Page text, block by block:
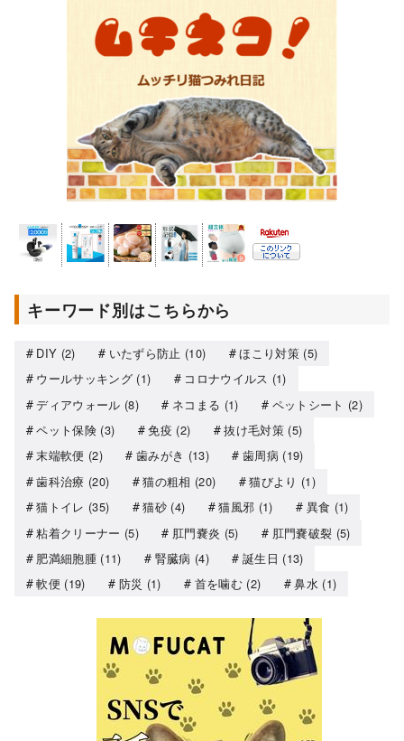
キーワード別はこちらから
DIY (2) いたずら防止 (10) ほこり対策(5)
ウールサッキング(1) コロナウイルス (1)
ディアウォール (8) ネコまる (1) ペットシート (2)
ペット保険(3) 免疫 (2) 抜け毛対策(5)
末端軟便 (2) 歯みがき (13) 歯周病 (19)
歯科治療 (20) 猫の粗相 (20) 猫びより (1)
猫トイレ (35) 猫砂(4) 猫風邪 (1) 異食 (1)
粘着クリーナー (5) 肛門嚢炎 (5) 肛門嚢破裂 (5)
肥満細胞腫(11) 腎臓病 (4) 誕生日 (13)
軟便 (19) 防災 (1) 首を噛む (2) 鼻水 (1)